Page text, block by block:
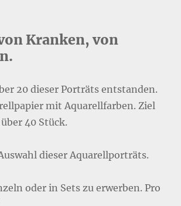
Kranken, von
20 dieser Porträts entstanden.
mit Aquarellfarben. Ziel
40 Stück.
dieser Aquarellporträts.
oder in Sets zu erwerben. Pro